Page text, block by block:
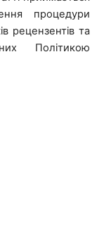
процедури
рецензентів та
Політикою